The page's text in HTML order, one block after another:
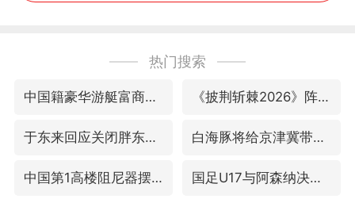
热门搜索
中国籍豪华游艇富商之子在泰国被杀 《披荆斩棘2026》阵容官宣
于东来回应关闭胖东来生活广场店 白海豚将给京津冀带来大暴雨
中国第1高楼阻尼器摆动明显 国足U17与阿森纳决赛取消 并列冠军